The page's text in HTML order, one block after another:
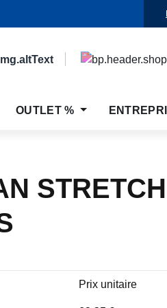
OUTLET %
STRETCH
Prix unitaire